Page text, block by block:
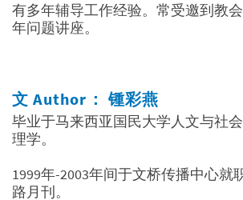
有多年辅导工作经验。常受邀到教
年问题讲座。
文 Author： 锺彩燕
毕业于马来西亚国民大学人文与社
理学。
1999年-2003年间于文桥传播中心就
路月刊。